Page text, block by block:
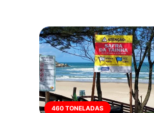
460 TONELADAS